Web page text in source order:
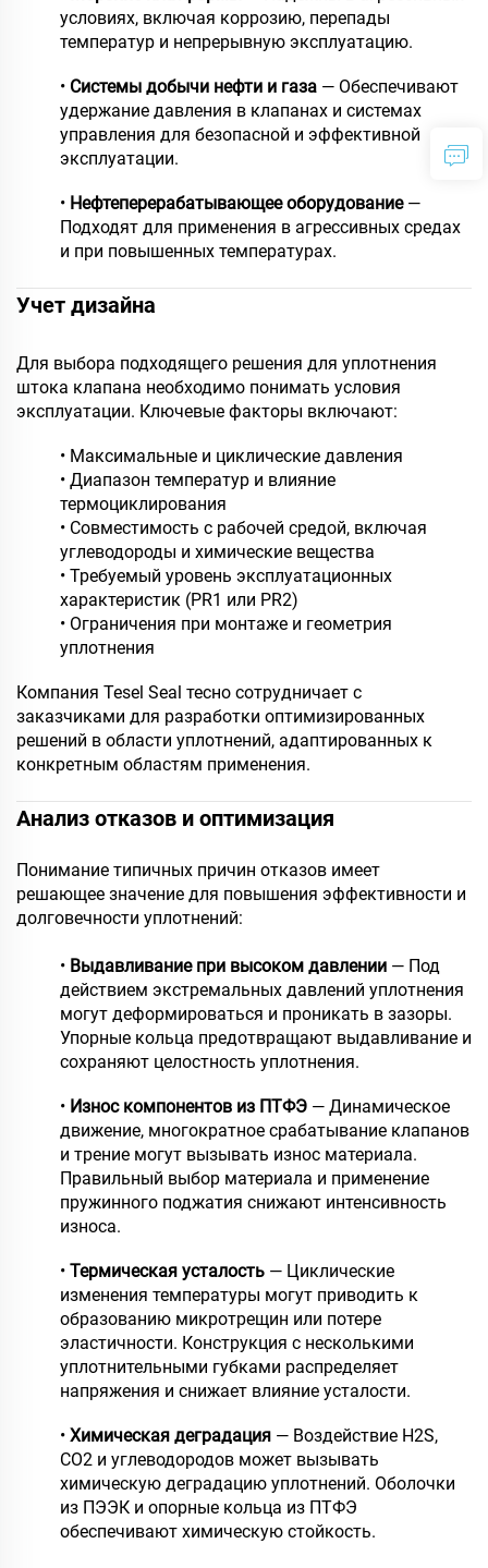
условиях, включая коррозию, перепады
температур и непрерывную эксплуатацию.
• Системы добычи нефти и газа — Обеспечивают
удержание давления в клапанах и системах
управления для безопасной и эффективной
эксплуатации.
• Нефтеперерабатывающее оборудование —
Подходят для применения в агрессивных средах
и при повышенных температурах.
Учет дизайна
Для выбора подходящего решения для уплотнения
штока клапана необходимо понимать условия
эксплуатации. Ключевые факторы включают:
• Максимальные и циклические давления
• Диапазон температур и влияние
термоциклирования
• Совместимость с рабочей средой, включая
углеводороды и химические вещества
• Требуемый уровень эксплуатационных
характеристик (PR1 или PR2)
• Ограничения при монтаже и геометрия
уплотнения
Компания Tesel Seal тесно сотрудничает с
заказчиками для разработки оптимизированных
решений в области уплотнений, адаптированных к
конкретным областям применения.
Анализ отказов и оптимизация
Понимание типичных причин отказов имеет
решающее значение для повышения эффективности и
долговечности уплотнений:
• Выдавливание при высоком давлении — Под
действием экстремальных давлений уплотнения
могут деформироваться и проникать в зазоры.
Упорные кольца предотвращают выдавливание и
сохраняют целостность уплотнения.
• Износ компонентов из ПТФЭ — Динамическое
движение, многократное срабатывание клапанов
и трение могут вызывать износ материала.
Правильный выбор материала и применение
пружинного поджатия снижают интенсивность
износа.
• Термическая усталость — Циклические
изменения температуры могут приводить к
образованию микротрещин или потере
эластичности. Конструкция с несколькими
уплотнительными губками распределяет
напряжения и снижает влияние усталости.
• Химическая деградация — Воздействие H2S,
CO2 и углеводородов может вызывать
химическую деградацию уплотнений. Оболочки
из ПЭЭК и опорные кольца из ПТФЭ
обеспечивают химическую стойкость.